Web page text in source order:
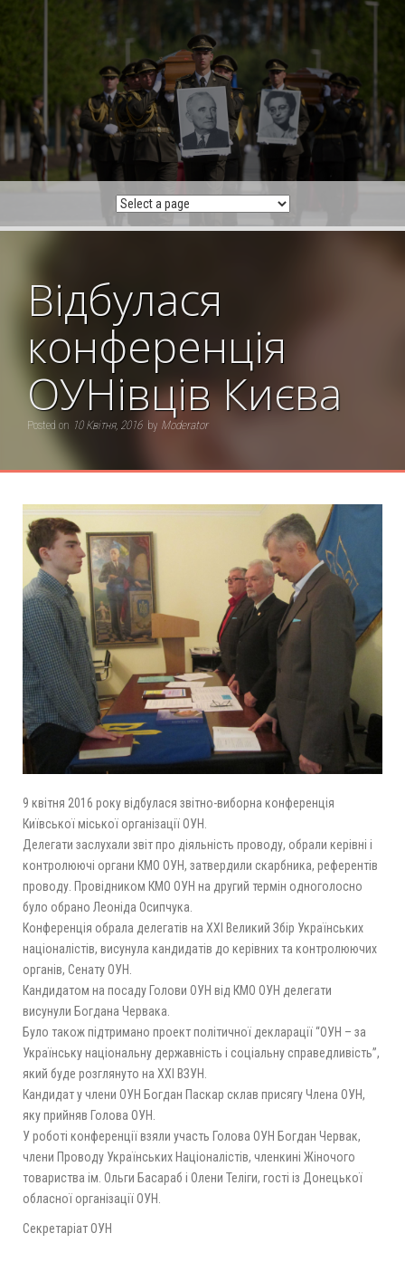
Відбулася
конференція
ОУНівців Києва
Posted on 10 Квітня, 2016 by Moderator
9 квітня 2016 року відбулася звітно-виборна конференція
Київської міської організації ОУН.
Делегати заслухали звіт про діяльність проводу, обрали керівні і
контролюючі органи КМО ОУН, затвердили скарбника, референтів
проводу. Провідником КМО ОУН на другий термін одноголосно
було обрано Леоніда Осипчука.
Конференція обрала делегатів на XXI Великий Збір Українських
націоналістів, висунула кандидатів до керівних та контролюючих
органів, Сенату ОУН.
Кандидатом на посаду Голови ОУН від КМО ОУН делегати
висунули Богдана Червака.
Було також підтримано проект політичної декларації “ОУН – за
Українську національну державність і соціальну справедливість”,
який буде розглянуто на XXI ВЗУН.
Кандидат у члени ОУН Богдан Паскар склав присягу Члена ОУН,
яку прийняв Голова ОУН.
У роботі конференції взяли участь Голова ОУН Богдан Червак,
члени Проводу Українських Націоналістів, членкині Жіночого
товариства ім. Ольги Басараб і Олени Теліги, гості із Донецької
обласної організації ОУН.
Секретаріат ОУН